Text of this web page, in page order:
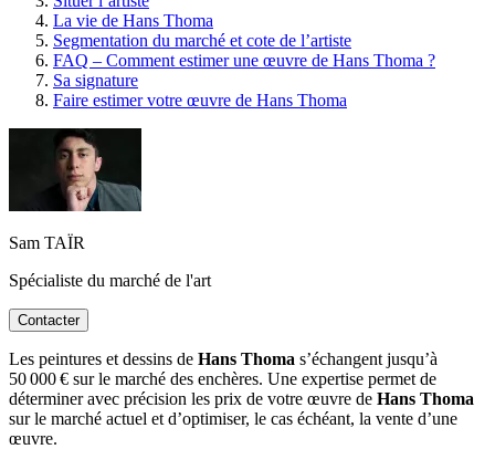
La vie de Hans Thoma
Segmentation du marché et cote de l’artiste
FAQ – Comment estimer une œuvre de Hans Thoma ?
Sa signature
Faire estimer votre œuvre de Hans Thoma
Sam TAÏR
Spécialiste du marché de l'art
Contacter
Les peintures et dessins de Hans Thoma s’échangent jusqu’à
50 000 € sur le marché des enchères. Une expertise permet de
déterminer avec précision les prix de votre œuvre de Hans Thoma
sur le marché actuel et d’optimiser, le cas échéant, la vente d’une
œuvre.